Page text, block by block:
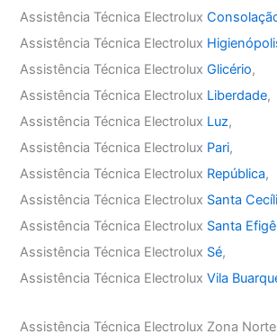
Assistência Técnica Electrolux
Assistência Técnica Electrolux
Assistência Técnica ElectroluxGlicério,
Assistência Técnica Electrolux Liberdade,
Assistência Técnica Electrolux Luz,
Assistência Técnica Electrolux Pari,
Assistência Técnica Electrolux República,
Assistência Técnica Electrolux Santa
Assistência Técnica Electrolux Santa
Assistência Técnica Electrolux Sé,
Assistência Técnica ElectroluxVila
Assistência Técnica Electrolux Zona Norte